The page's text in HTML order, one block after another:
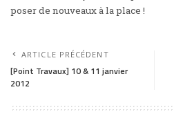
poser de nouveaux à la place !
ARTICLE PRÉCÉDENT
[Point Travaux] 10 & 11 janvier
2012